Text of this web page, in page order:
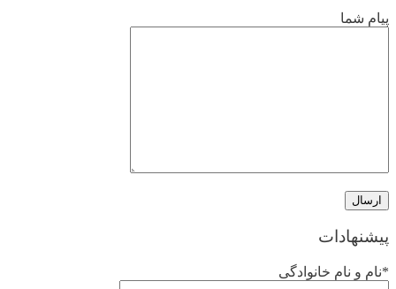
پیام شما
پیشنهادات
*نام و نام خانوادگی